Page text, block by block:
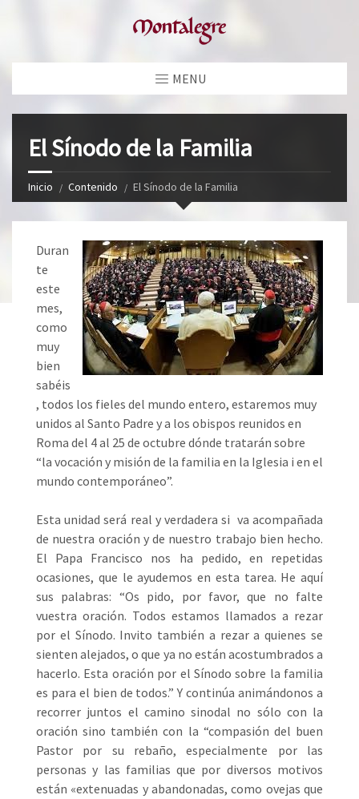
MENU
El Sínodo de la Familia
Inicio Contenido El Sínodo de la Familia
Duran
te
este
mes,
como
muy
bien
sabéis
, todos los fieles del mundo entero, estaremos muy
unidos al Santo Padre y a los obispos reunidos en
Roma del 4 al 25 de octubre dónde tratarán sobre
“la vocación y misión de la familia en la Iglesia i en el
mundo contemporáneo”.
Esta unidad será real y verdadera si va acompañada
de nuestra oración y de nuestro trabajo bien hecho.
El Papa Francisco nos ha pedido, en repetidas
ocasiones, que le ayudemos en esta tarea. He aquí
sus palabras: “Os pido, por favor, que no falte
vuestra oración. Todos estamos llamados a rezar
por el Sínodo. Invito también a rezar a quienes se
sienten alejados, o que ya no están acostumbrados a
hacerlo. Esta oración por el Sínodo sobre la familia
es para el bien de todos.” Y continúa animándonos a
recorrer juntos el camino sinodal no sólo con la
oración sino también con la “compasión del buen
Pastor por su rebaño, especialmente por las
personas y las familias que por diversos motivos
están «extenuadas y abandonadas, como ovejas que